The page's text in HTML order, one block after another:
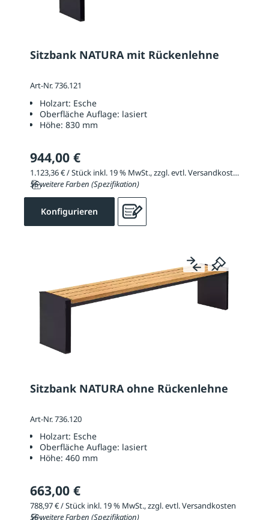
Sitzbank NATURA mit Rückenlehne
Art-Nr. 736.121
Holzart: Esche
Oberfläche Auflage: lasiert
Höhe: 830 mm
944,00 €
1.123,36 € / Stück inkl. 19 % MwSt., zzgl. evtl. Versandkosten
56 weitere Farben (Spezifikation)
Konfigurieren
Sitzbank NATURA ohne Rückenlehne
Art-Nr. 736.120
Holzart: Esche
Oberfläche Auflage: lasiert
Höhe: 460 mm
663,00 €
788,97 € / Stück inkl. 19 % MwSt., zzgl. evtl. Versandkosten
56 weitere Farben (Spezifikation)